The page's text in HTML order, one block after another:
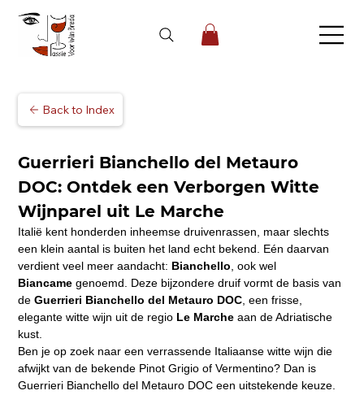
Back to Index
Guerrieri Bianchello del Metauro
DOC: Ontdek een Verborgen Witte
Wijnparel uit Le Marche
Italië kent honderden inheemse druivenrassen, maar slechts
een klein aantal is buiten het land echt bekend. Eén daarvan
verdient veel meer aandacht: Bianchello , ook wel
Biancame genoemd. Deze bijzondere druif vormt de basis van
de Guerrieri Bianchello del Metauro DOC, een frisse,
elegante witte wijn uit de regio Le Marche aan de Adriatische
kust.
Ben je op zoek naar een verrassende Italiaanse witte wijn die
afwijkt van de bekende Pinot Grigio of Vermentino? Dan is
Guerrieri Bianchello del Metauro DOC een uitstekende keuze.